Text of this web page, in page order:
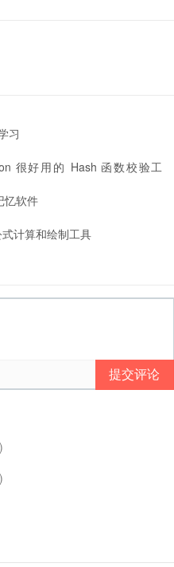
习
很好用的 Hash 函数校验工
忆软件
计算和绘制工具
提交评论